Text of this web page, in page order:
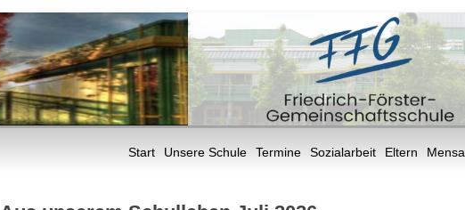
Start Unsere Schule Termine Sozialarbeit Eltern Mensa